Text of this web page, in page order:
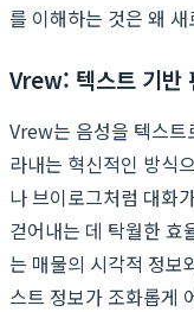
를 이해하는 것은 왜
Vrew: 텍스트 기반
Vrew는 음성을 텍스트
라내는 혁신적인 방식
나 브이로그처럼 대화
걷어내는 데 탁월한 효
는 매물의 시각적 정보
스트 정보가 조화롭게